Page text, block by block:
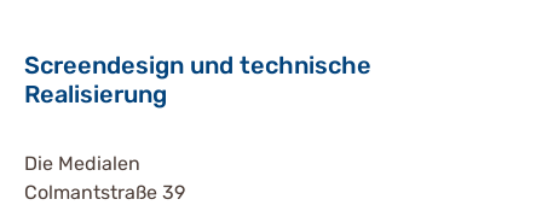
Screendesign und technische
Realisierung
Die Medialen
Colmantstraße 39